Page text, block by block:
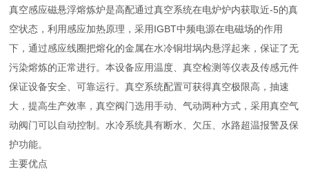
真空感应磁悬浮熔炼炉是高配通过真空系统在电炉炉内获取近-5的真
空状态，利用感应加热原理，采用IGBT中频电源在电磁场的作用
下，通过感应线圈把熔化的金属在水冷铜坩埚内悬浮起来，保证了无
污染熔炼的正常进行。本设备应用温度、真空检测等仪表及传感元件
保证设备安全、可靠运行。真空系统配置可获得真空极限高，抽速
大，提高生产效率，真空阀门选用手动、气动两种方式，采用真空气
动阀门可以自动控制。水冷系统具有断水、欠压、水路超温报警及保
护功能。
主要优点